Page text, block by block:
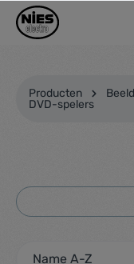
Producten
DVD-spelers